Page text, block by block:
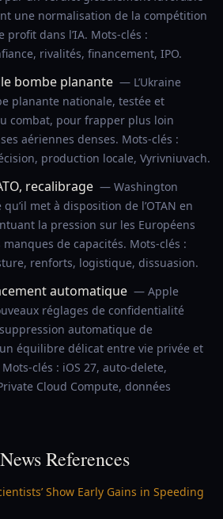
une normalisation de la compétition
profit dans l’IA. Mots-clés :
rivalités, financement, IPO.
bombe planante — L’Ukraine
planante nationale, testée et
combat, pour frapper plus loin
aériennes denses. Mots-clés :
production locale, Vyrivniuvach.
recalibrage — Washington
met à disposition de l’OTAN en
la pression sur les Européens
de capacités. Mots-clés :
renforts, logistique, dissuasion.
automatique — Apple
réglages de confidentialité
automatique de
équilibre délicat entre vie privée et
clés : iOS 27, auto-delete,
Cloud Compute, données
References
Show Early Gains in Speeding